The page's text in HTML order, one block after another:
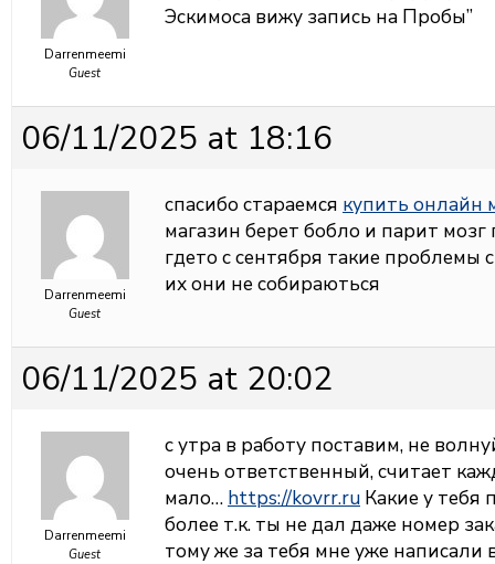
Darrenmeemi
Guest
Эскимоса вижу запись на Пробы”
06/11/2025 at 18:16
Darrenmeemi
Guest
спасибо стараемся купить онлайн
магазин берет бобло и парит
гдето с сентября такие
их они не собираються
06/11/2025 at 20:02
Darrenmeemi
Guest
с утра в работу поставим, не
очень ответственный, считает
мало… https://kovrr.ru Какие у тебя
более т.к. ты не дал даже номер
тому же за тебя мне уже написали